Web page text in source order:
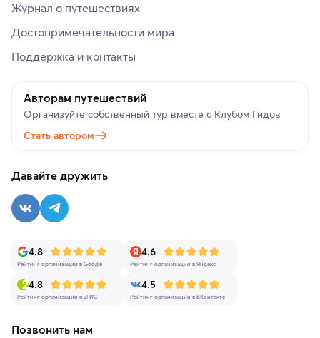
Журнал о путешествиях
Достопримечательности мира
Поддержка и контакты
Авторам путешествий
Организуйте собственный тур вместе с Клубом Гидов
Стать автором
Давайте дружить
4.8
Рейтинг организации в Google
4.6
Рейтинг организации в Яндекс
4.8
Рейтинг организации в 2ГИС
4.5
Рейтинг организации в ВКонтакте
Позвонить нам